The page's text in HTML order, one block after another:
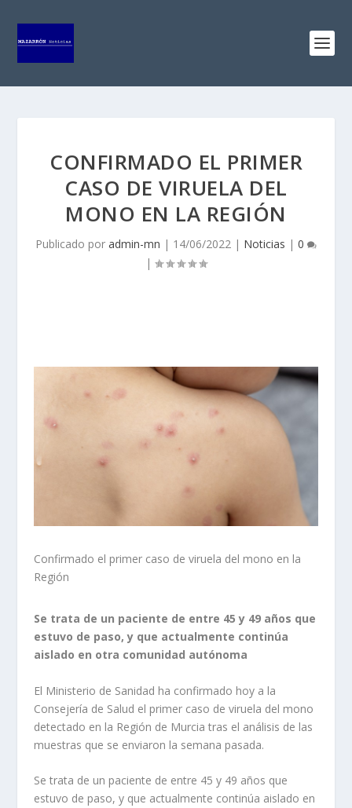
CONFIRMADO EL PRIMER
CASO DE VIRUELA DEL
MONO EN LA REGIÓN
Publicado por admin-mn | 14/06/2022 | Noticias | 0
|
Confirmado el primer caso de viruela del mono en la
Región
Se trata de un paciente de entre 45 y 49 años que
estuvo de paso, y que actualmente continúa
aislado en otra comunidad autónoma
El Ministerio de Sanidad ha confirmado hoy a la
Consejería de Salud el primer caso de viruela del mono
detectado en la Región de Murcia tras el análisis de las
muestras que se enviaron la semana pasada.
Se trata de un paciente de entre 45 y 49 años que
estuvo de paso, y que actualmente continúa aislado en